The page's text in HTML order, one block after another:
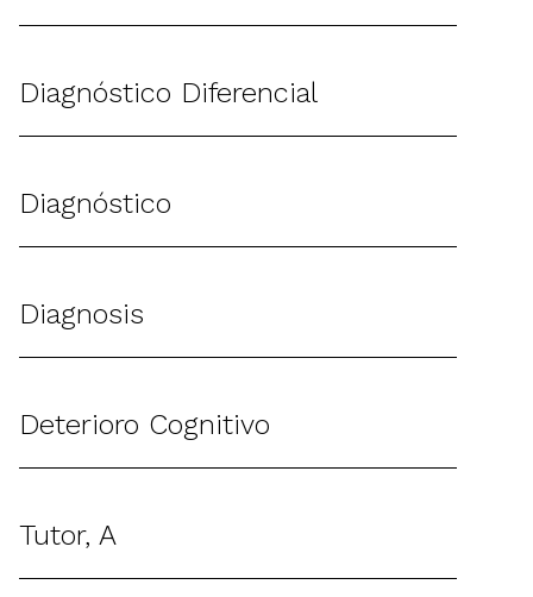
Diagnóstico Diferencial
Diagnóstico
Diagnosis
Deterioro Cognitivo
Tutor, A